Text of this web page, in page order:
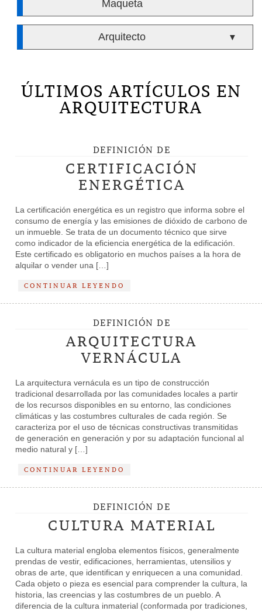
Maqueta
Arquitecto ▼
ÚLTIMOS ARTÍCULOS EN
ARQUITECTURA
DEFINICIÓN DE
CERTIFICACIÓN
ENERGÉTICA
La certificación energética es un registro que informa sobre el
consumo de energía y las emisiones de dióxido de carbono de
un inmueble. Se trata de un documento técnico que sirve
como indicador de la eficiencia energética de la edificación.
Este certificado es obligatorio en muchos países a la hora de
alquilar o vender una […]
CONTINUAR LEYENDO
DEFINICIÓN DE
ARQUITECTURA
VERNÁCULA
La arquitectura vernácula es un tipo de construcción
tradicional desarrollada por las comunidades locales a partir
de los recursos disponibles en su entorno, las condiciones
climáticas y las costumbres culturales de cada región. Se
caracteriza por el uso de técnicas constructivas transmitidas
de generación en generación y por su adaptación funcional al
medio natural y […]
CONTINUAR LEYENDO
DEFINICIÓN DE
CULTURA MATERIAL
La cultura material engloba elementos físicos, generalmente
prendas de vestir, edificaciones, herramientas, utensilios y
obras de arte, que identifican y enriquecen a una comunidad.
Cada objeto o pieza es esencial para comprender la cultura, la
historia, las creencias y las costumbres de un pueblo. A
diferencia de la cultura inmaterial (conformada por tradiciones,